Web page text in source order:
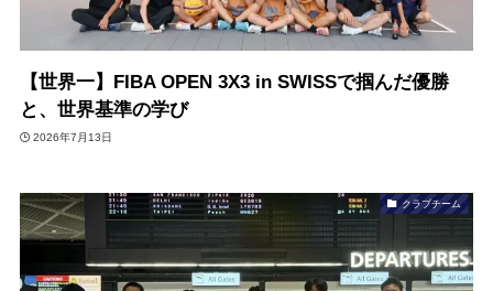
【世界一】FIBA OPEN 3X3 in SWISSで掴んだ優勝
と、世界基準の学び
2026年7月13日
クラブチーム